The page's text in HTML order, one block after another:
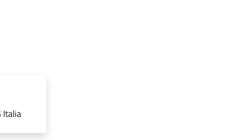
Italia